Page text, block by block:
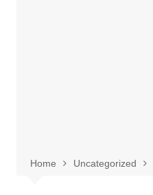
Home Uncategorized